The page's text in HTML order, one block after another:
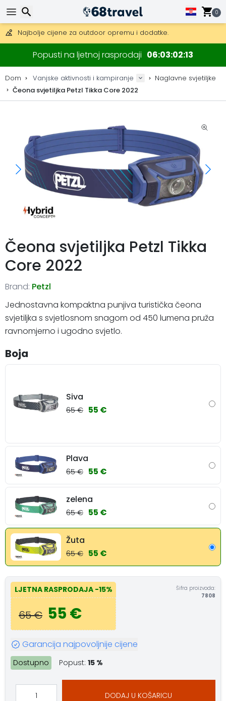
0
Mogućnost slanja DHL Expressom (dostava unutar 24 sata)
30 dana za povrat, 90 dana za drvene karte i dekoracije.
Najbolje cijene za outdoor opremu i dodatke.
Popusti na ljetnoj rasprodaji 06 03 02 13
Dom Vanjske aktivnosti i kampiranje
Naglavne svjetiljke
Čeona svjetiljka Petzl Tikka Core 2022
Čeona svjetiljka Petzl Tikka
Core 2022
Brand: Petzl
Jednostavna kompaktna punjiva turistička čeona
svjetiljka s svjetlosnom snagom od 450 lumena pruža
ravnomjerno i ugodno svjetlo.
Boja
Siva
65 € 55 €
Plava
65 € 55 €
zelena
65 € 55 €
Žuta
65 € 55 €
LJETNA RASPRODAJA -15%
65 € 55 €
Šifra proizvoda:
7808
Garancija najpovoljnije cijene
Dostupno Popust: 15 %
DODAJ U KOŠARICU
Traži